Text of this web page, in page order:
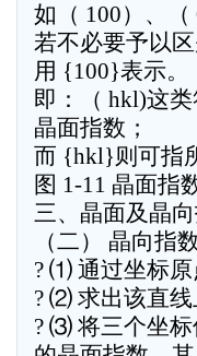
如（ 100）、
若不必要予以
用 {100}表示。
即：（ hkl)这
晶面指数；
而 {hkl}则可指
图 1-11 晶面指
三、晶面及晶
（二） 晶向指
? ⑴ 通过坐标
? ⑵ 求出该直线
? ⑶ 将三个坐